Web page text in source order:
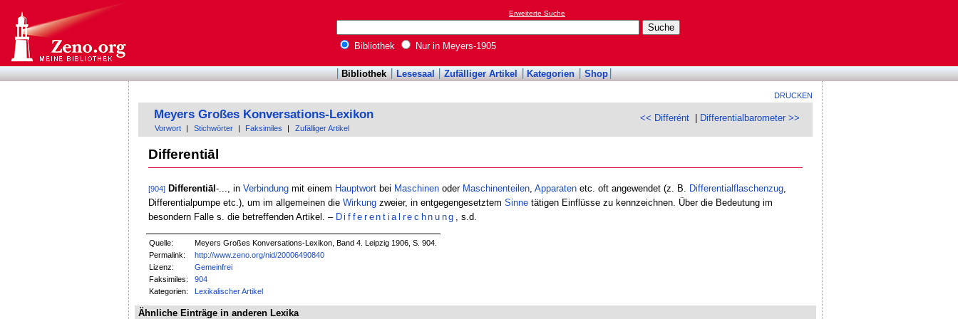
Erweiterte Suche
Bibliothek Nur in Meyers-1905
Bibliothek Lesesaal Zufälliger Artikel Kategorien Shop
DRUCKEN
<< Differént Differentialbarometer >>
Meyers Großes Konversations-Lexikon
Vorwort Stichwörter Faksimiles Zufälliger Artikel
Differentiāl
[904] Differentiāl -..., in Verbindungmit einem Hauptwortbei Maschinenoder Maschinenteilen, Apparatenetc. oft angewendet (z. B. Differentialflaschenzug,
Differentialpumpe etc.), um im allgemeinen die Wirkungzweier, in entgegengesetztem Sinnetätigen Einflüsse zu kennzeichnen. Über die Bedeutung im
besondern Falle s. die betreffenden Artikel. – Differentialrechnung , s.d.
Quelle:
Meyers Großes Konversations-Lexikon, Band 4. Leipzig 1906, S. 904.
Permalink:
http://www.zeno.org/nid/20006490840
Lizenz:
Gemeinfrei
Faksimiles:
904
Kategorien:
Lexikalischer Artikel
Ähnliche Einträge in anderen Lexika